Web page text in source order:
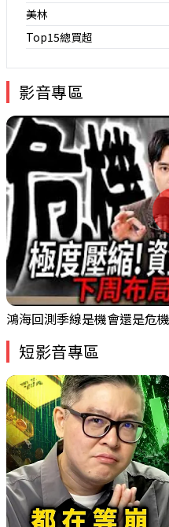
美林
Top15總買超
影音專區
短影音專區